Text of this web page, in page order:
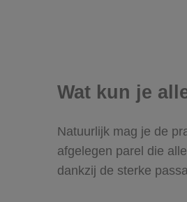
Wat kun je
Natuurlijk mag je de
afgelegen parel die
dankzij de sterke